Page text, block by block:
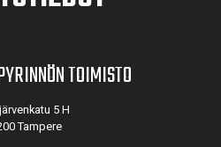
TOIMISTO
5 H
Tampere